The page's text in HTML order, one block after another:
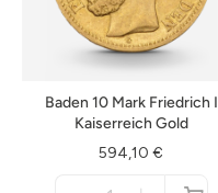
Baden 10 Mark Friedrich I
Kaiserreich Gold
594,10 €